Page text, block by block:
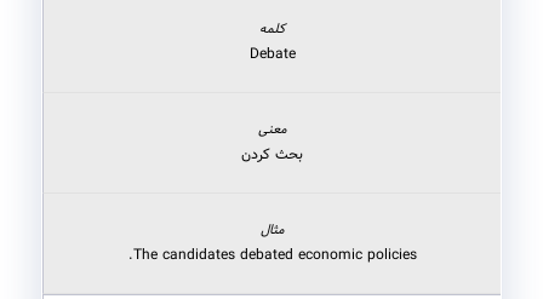
Debate
بحث کردن
The candidates debated economic policies.